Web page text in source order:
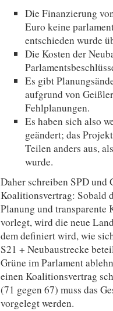
Die Finanzierung
Euro keine
entschieden wurde
Die Kosten der
Es gibt
aufgrund von
Fehlplanungen.
Es haben sich also
geändert; das
Teilen anders aus,
wurde.
Daher schreiben SPD und
Koalitionsvertrag: Sobald
Planung und transparente
vorlegt, wird die neue
dem definiert wird, wie
S21 + Neubaustrecke
Grüne im Parlament
einen Koalitionsvertrag
(71 gegen 67) muss das
vorgelegt werden.